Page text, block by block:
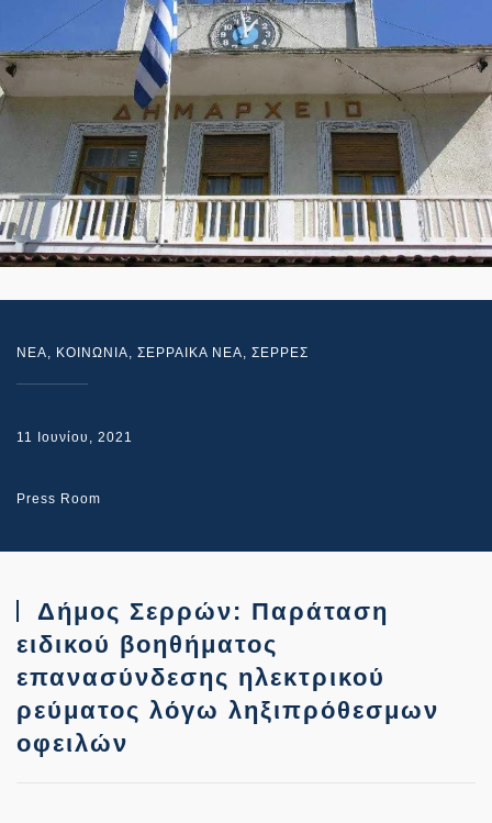
NEA, ΚΟΙΝΩΝΙΑ, ΣΕΡΡΑΙΚΑ ΝΕΑ, ΣΕΡΡΕΣ
11 Ιουνίου, 2021
Press Room
Δήμος Σερρών: Παράταση
ειδικού βοηθήματος
επανασύνδεσης ηλεκτρικού
ρεύματος λόγω ληξιπρόθεσμων
οφειλών